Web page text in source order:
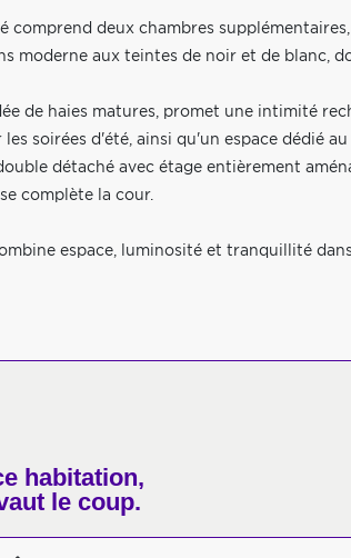
comprend deux chambres
moderne aux teintes de noir et de blanc,
de haies matures, promet une intimité
soirées d'été, ainsi qu'un espace dédié
détaché avec étage entièrement
complète la cour.
espace, luminosité et tranquillité
habitation,
le coup.